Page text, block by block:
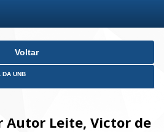
Voltar
DA UNB
Autor Leite, Victor de